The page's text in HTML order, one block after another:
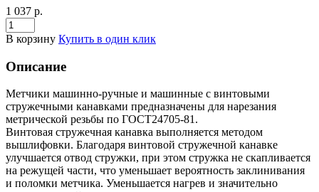
1 037 р.
В корзину Купить в один клик
Описание
Метчики машинно-ручные и машинные с винтовыми
стружечными канавками предназначены для нарезания
метрической резьбы по ГОСТ24705-81.
Винтовая стружечная канавка выполняется методом
вышлифовки. Благодаря винтовой стружечной канавке
улучшается отвод стружки, при этом стружка не скапливается
на режущей части, что уменьшает вероятность заклинивания
и поломки метчика. Уменьшается нагрев и значительно